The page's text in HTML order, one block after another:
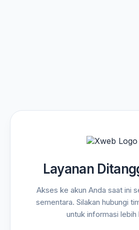
Layanan
Akses ke akun Anda saat ini
sementara. Silakan hubungi
untuk informasi lebih